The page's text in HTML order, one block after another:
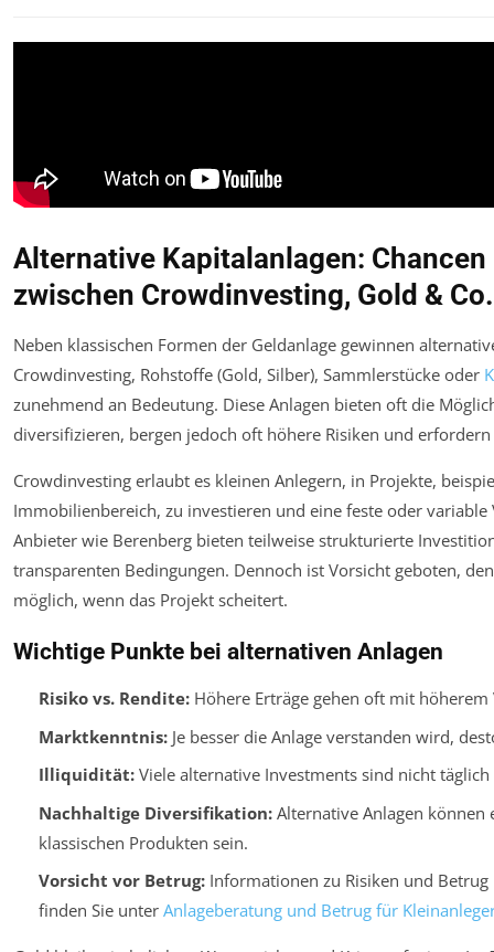
Alternative Kapitalanlagen:
zwischen Crowdinvesting, Gold & Co.
Neben klassischen Formen der Geldanlage gewinnen
Crowdinvesting, Rohstoffe (Gold, Silber), Sammlerstücke oder
zunehmend an Bedeutung. Diese Anlagen bieten oft die
diversifizieren, bergen jedoch oft höhere Risiken und erfordern
Crowdinvesting erlaubt es kleinen Anlegern, in Projekte,
Immobilienbereich, zu investieren und eine feste oder variable
Anbieter wie Berenberg bieten teilweise strukturierte
transparenten Bedingungen. Dennoch ist Vorsicht geboten,
möglich, wenn das Projekt scheitert.
Wichtige Punkte bei alternativen Anlagen
Risiko vs. Rendite:Höhere Erträge gehen oft mit
Marktkenntnis:Je besser die Anlage verstanden wird,
Illiquidität:Viele alternative Investments sind nicht täglich
Nachhaltige Diversifikation:Alternative Anlagen können
klassischen Produkten sein.
Vorsicht vor Betrug:Informationen zu Risiken und Betrug
finden Sie unter Anlageberatung und Betrug für